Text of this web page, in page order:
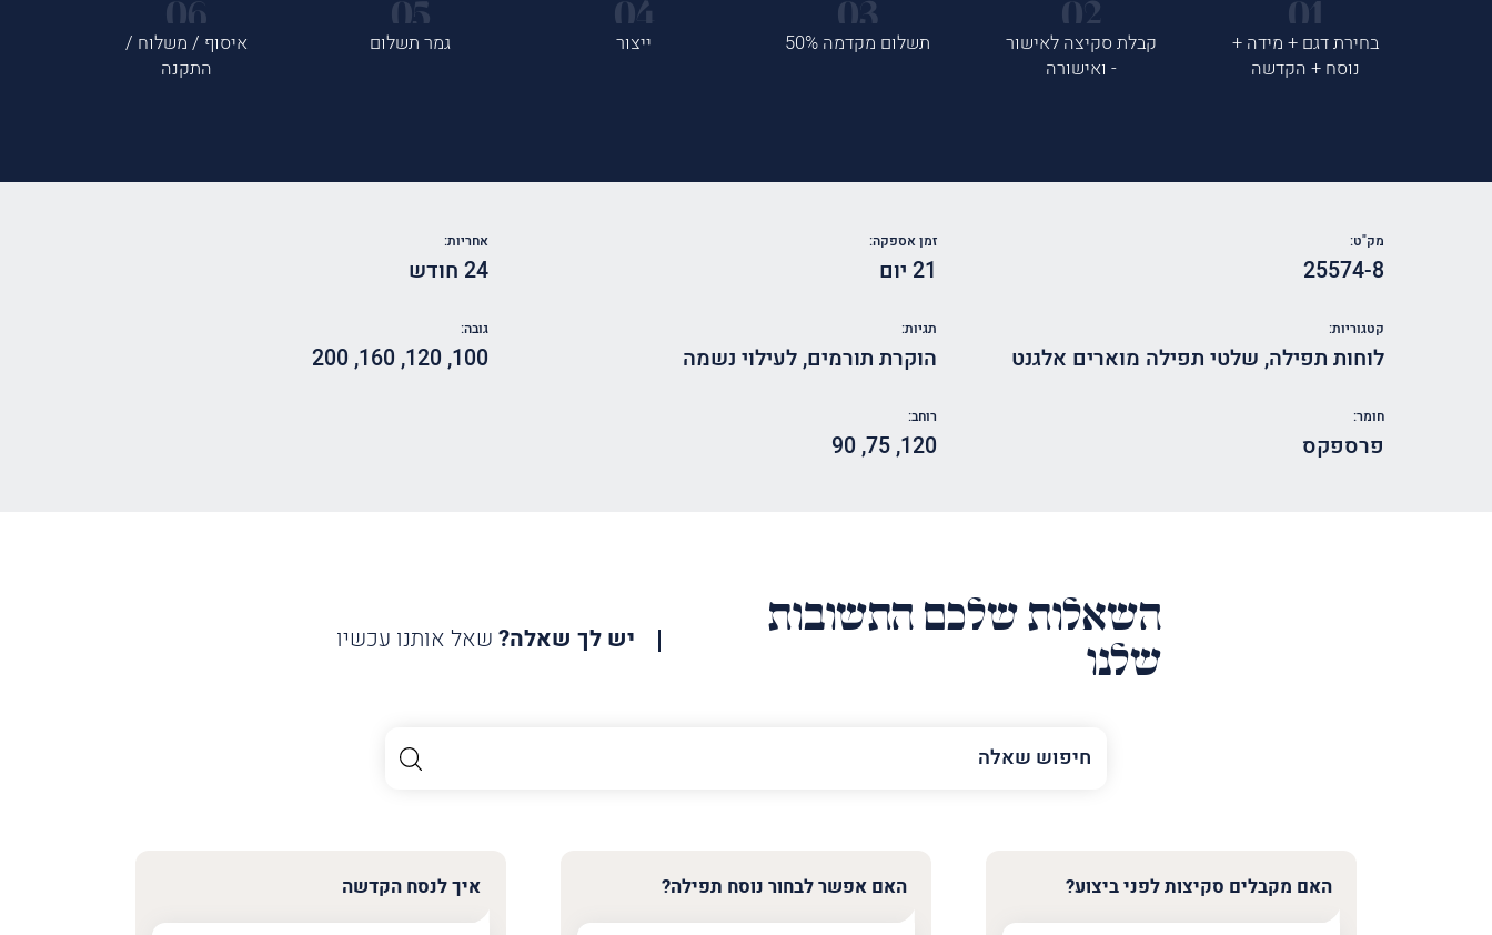
בחירת דגם + מידה +
נוסח + הקדשה
קבלת סקיצה לאישור
- ואישורה
תשלום מקדמה 50% ייצור גמר תשלום
איסוף / משלוח /
התקנה
מק"ט:
25574-8
זמן אספקה:
21 יום
אחריות:
24 חודש
קטגוריות:
לוחות תפילה, שלטי תפילה מוארים אלגנט
תגיות:
הוקרת תורמים,לעילוי נשמה
גובה:
100
,
120
,
160
,
200
חומר:
פרספקס
רוחב:
120
,
75
,
90
השאלות שלכם התשובות
שלנו
יש לך שאלה? שאל אותנו עכשיו
האם מקבלים סקיצות לפני ביצוע? האם אפשר לבחור נוסח תפילה? איך לנסח הקדשה